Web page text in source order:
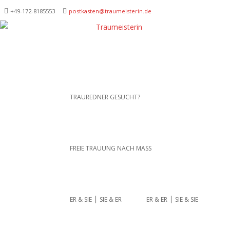
+49-172-­8185553 postkasten@traumeisterin.de
Traurednerein München,
Leidenschaft
SKIP TO CONTENT
TRAUREDNER GESUCHT?
FREIE TRAUUNG NACH MASS
ER & SIE ⎪ SIE & ER ER & ER ⎪ SIE & SIE